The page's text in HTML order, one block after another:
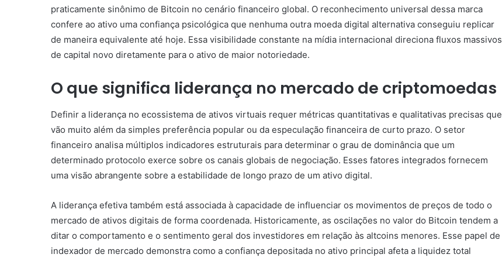
praticamente sinônimo de Bitcoin no cenário financeiro global. O reconhecimento universal dessa marca
confere ao ativo uma confiança psicológica que nenhuma outra moeda digital alternativa conseguiu replicar
de maneira equivalente até hoje. Essa visibilidade constante na mídia internacional direciona fluxos massivos
de capital novo diretamente para o ativo de maior notoriedade.
O que significa liderança no mercado de criptomoedas
Definir a liderança no ecossistema de ativos virtuais requer métricas quantitativas e qualitativas precisas que
vão muito além da simples preferência popular ou da especulação financeira de curto prazo. O setor
financeiro analisa múltiplos indicadores estruturais para determinar o grau de dominância que um
determinado protocolo exerce sobre os canais globais de negociação. Esses fatores integrados fornecem
uma visão abrangente sobre a estabilidade de longo prazo de um ativo digital.
A liderança efetiva também está associada à capacidade de influenciar os movimentos de preços de todo o
mercado de ativos digitais de forma coordenada. Historicamente, as oscilações no valor do Bitcoin tendem a
ditar o comportamento e o sentimento geral dos investidores em relação às altcoins menores. Esse papel de
indexador de mercado demonstra como a confiança depositada no ativo principal afeta a liquidez total